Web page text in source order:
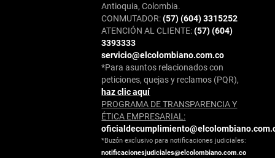
Antioquia, Colombia.
CONMUTADOR:(57) (604) 3315252
ATENCIÓN AL CLIENTE:(57) (604)
3393333
servicio@elcolombiano.com.co
*Para asuntos relacionados con
peticiones, quejas y reclamos (PQR),
haz clic aquí
PROGRAMA DE TRANSPARENCIA Y
ÉTICA EMPRESARIAL:
*Buzón exclusivo para notificaciones judiciales:
notificacionesjudiciales@elcolombiano.com.co